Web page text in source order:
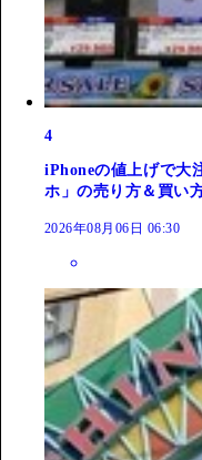
4
iPhoneの値上げで大
ホ」の売り方＆買い
2026年08月06日 06:30